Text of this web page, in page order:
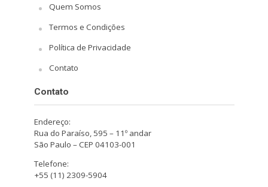
Quem Somos
Termos e Condições
Política de Privacidade
Contato
Contato
Endereço:
Rua do Paraíso, 595 – 11º andar
São Paulo – CEP 04103-001
Telefone:
+55 (11) 2309-5904